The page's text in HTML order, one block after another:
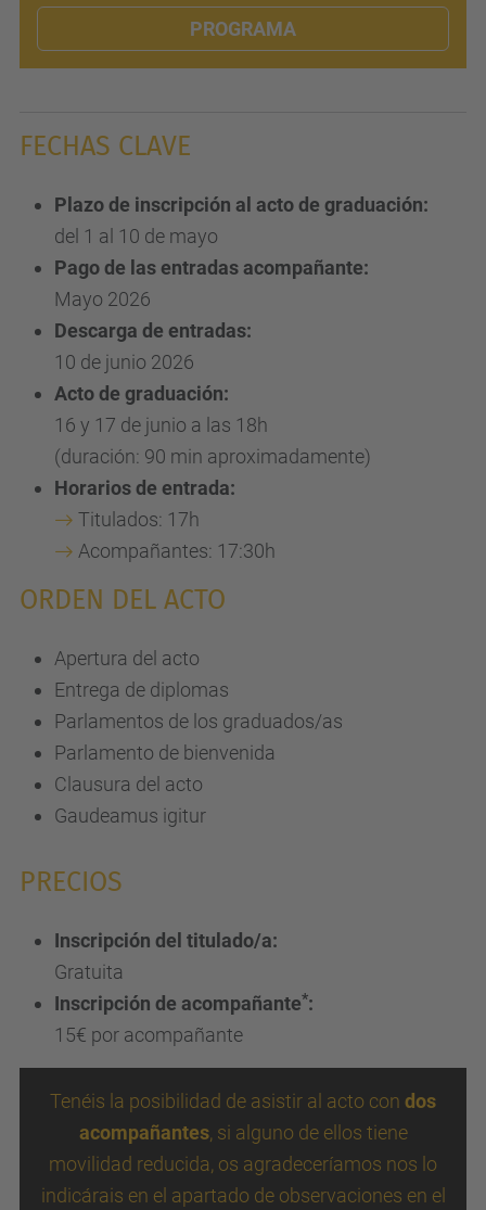
PROGRAMA
FECHAS CLAVE
Plazo de inscripción al acto de graduación:
del 1 al 10 de mayo
Pago de las entradas acompañante:
Mayo 2026
Descarga de entradas:
10 de junio 2026
Acto de graduación:
16 y 17 de junio a las 18h
(duración: 90 min aproximadamente)
Horarios de entrada:
Titulados: 17h
Acompañantes: 17:30h
ORDEN DEL ACTO
Apertura del acto
Entrega de diplomas
Parlamentos de los graduados/as
Parlamento de bienvenida
Clausura del acto
Gaudeamus igitur
PRECIOS
Inscripción del titulado/a:
Gratuita
Inscripción de acompañante*:
15€ por acompañante
Tenéis la posibilidad de asistir al acto con dos
acompañantes, si alguno de ellos tiene
movilidad reducida, os agradeceríamos nos lo
indicárais en el apartado de observaciones en el